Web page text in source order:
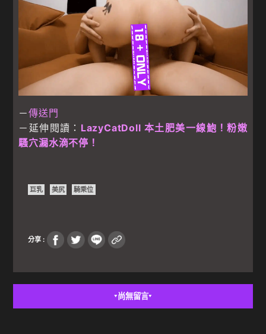
－傳送門
－延伸閱讀： LazyCatDoll 本土肥美一線鮑！粉嫩
騷穴漏水滴不停！
巨乳 美尻 騎乘位
分享 :
▼ 尚無留言▼